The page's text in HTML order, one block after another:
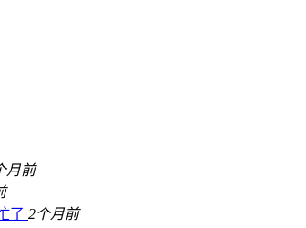
月前
了 2个月前